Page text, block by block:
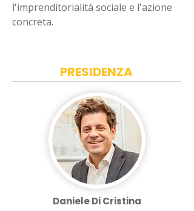
l'imprenditorialità sociale e l'azione
concreta.
PRESIDENZA
Daniele Di Cristina